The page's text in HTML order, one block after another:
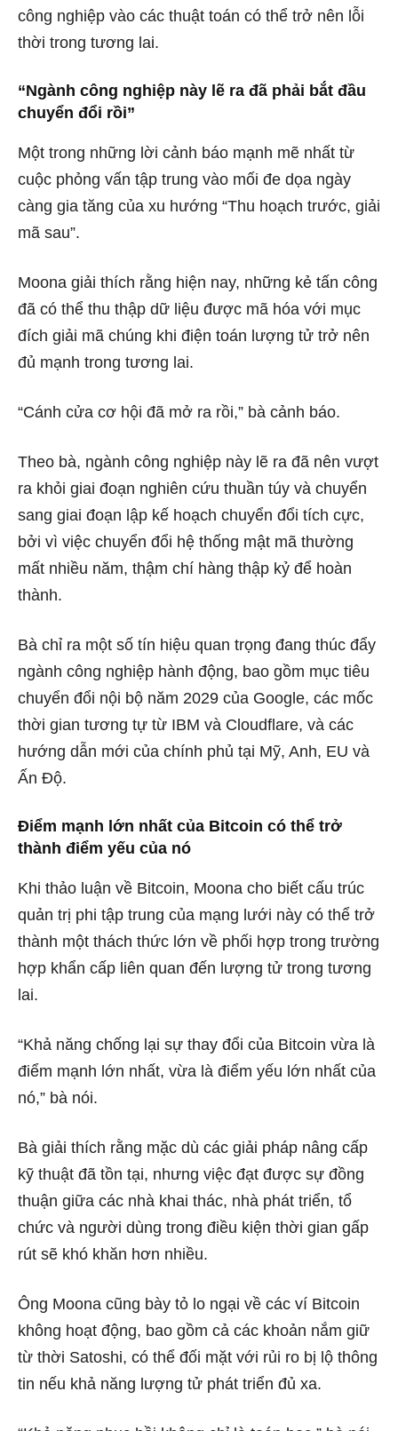
công nghiệp vào các thuật toán có thể trở nên lỗi
thời trong tương lai.
“Ngành công nghiệp này lẽ ra đã phải bắt đầu
chuyển đổi rồi”
Một trong những lời cảnh báo mạnh mẽ nhất từ ​​
cuộc phỏng vấn tập trung vào mối đe dọa ngày
càng gia tăng của xu hướng “Thu hoạch trước, giải
mã sau”.
Moona giải thích rằng hiện nay, những kẻ tấn công
đã có thể thu thập dữ liệu được mã hóa với mục
đích giải mã chúng khi điện toán lượng tử trở nên
đủ mạnh trong tương lai.
“Cánh cửa cơ hội đã mở ra rồi,” bà cảnh báo.
Theo bà, ngành công nghiệp này lẽ ra đã nên vượt
ra khỏi giai đoạn nghiên cứu thuần túy và chuyển
sang giai đoạn lập kế hoạch chuyển đổi tích cực,
bởi vì việc chuyển đổi hệ thống mật mã thường
mất nhiều năm, thậm chí hàng thập kỷ để hoàn
thành.
Bà chỉ ra một số tín hiệu quan trọng đang thúc đẩy
ngành công nghiệp hành động, bao gồm mục tiêu
chuyển đổi nội bộ năm 2029 của Google, các mốc
thời gian tương tự từ IBM và Cloudflare, và các
hướng dẫn mới của chính phủ tại Mỹ, Anh, EU và
Ấn Độ.
Điểm mạnh lớn nhất của Bitcoin có thể trở
thành điểm yếu của nó
Khi thảo luận về Bitcoin, Moona cho biết cấu trúc
quản trị phi tập trung của mạng lưới này có thể trở
thành một thách thức lớn về phối hợp trong trường
hợp khẩn cấp liên quan đến lượng tử trong tương
lai.
“Khả năng chống lại sự thay đổi của Bitcoin vừa là
điểm mạnh lớn nhất, vừa là điểm yếu lớn nhất của
nó,” bà nói.
Bà giải thích rằng mặc dù các giải pháp nâng cấp
kỹ thuật đã tồn tại, nhưng việc đạt được sự đồng
thuận giữa các nhà khai thác, nhà phát triển, tổ
chức và người dùng trong điều kiện thời gian gấp
rút sẽ khó khăn hơn nhiều.
Ông Moona cũng bày tỏ lo ngại về các ví Bitcoin
không hoạt động, bao gồm cả các khoản nắm giữ
từ thời Satoshi, có thể đối mặt với rủi ro bị lộ thông
tin nếu khả năng lượng tử phát triển đủ xa.